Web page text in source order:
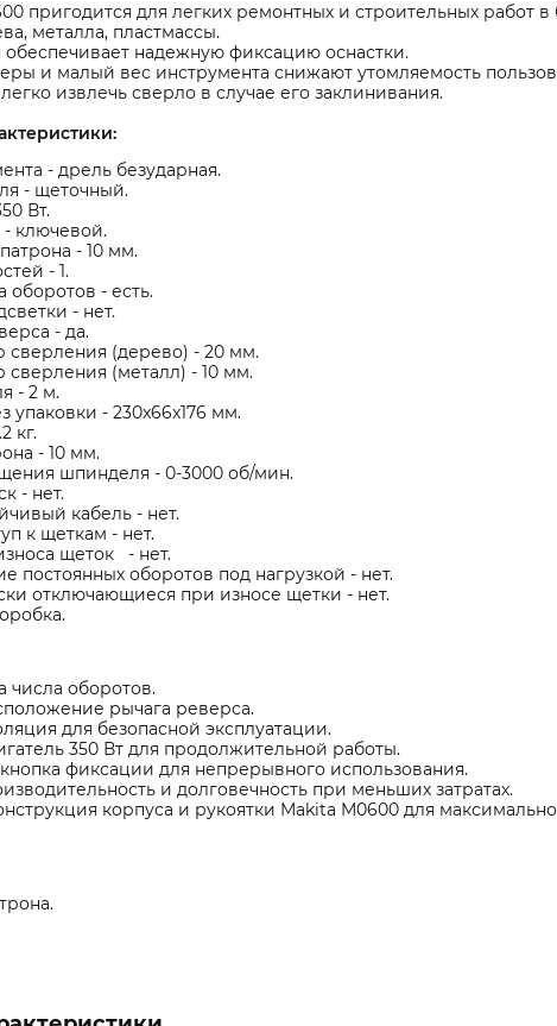
пригодится для легких ремонтных и строительных работ
металла, пластмассы.
надежную фиксацию оснастки.
и малый вес инструмента снижают утомляемость
извлечь сверло в случае его заклинивания.
- дрель безударная.
- щеточный.
Вт.
- ключевой.
- 10 мм.
- 1.
оборотов - есть.
- нет.
- да.
сверления (дерево) - 20 мм.
сверления (металл) - 10 мм.
- 2 м.
упаковки - 230x66x176 мм.
кг.
- 10 мм.
шпинделя - 0-3000 об/мин.
- нет.
кабель - нет.
к щеткам - нет.
щеток - нет.
постоянных оборотов под нагрузкой - нет.
отключающиеся при износе щетки - нет.
числа оборотов.
рычага реверса.
для безопасной эксплуатации.
350 Вт для продолжительной работы.
фиксации для непрерывного использования.
и долговечность при меньших затратах.
корпуса и рукоятки Makita M0600 для